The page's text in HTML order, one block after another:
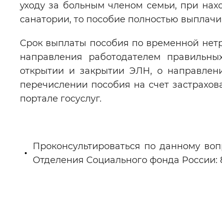
уходу за больным членом семьи, при
санатории, то пособие полностью
Срок выплаты пособия по временной
направления работодателем
открытии и закрытии ЭЛН, о
перечислении пособия на счет
портале госуслуг.
Проконсультироваться по данному
Отделения Социального фонда